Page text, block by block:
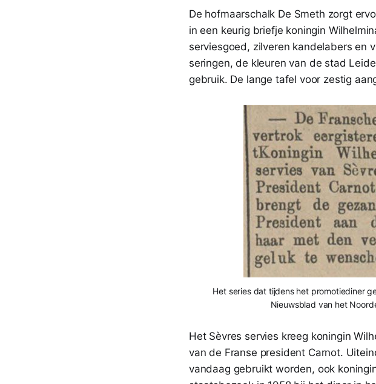
De hofmaarschalk De Smeth zorgt
in een keurig briefje koningin
serviesgoed, zilveren kandelabers en
seringen, de kleuren van de stad
gebruik. De lange tafel voor zestig
Het series dat tijdens het promotiediner
Nieuwsblad van het
Het Sèvres servies kreeg koningin
van de Franse president Carnot.
vandaag gebruikt worden, ook